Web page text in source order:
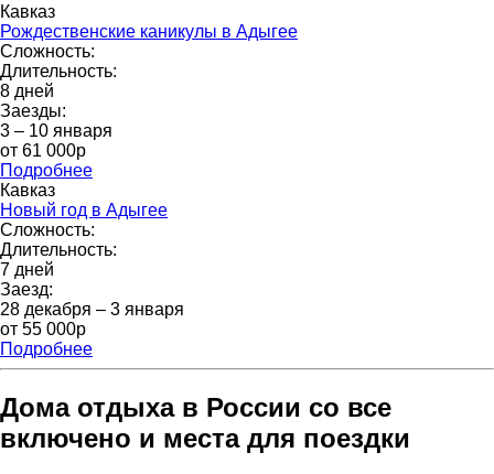
Кавказ
Рождественские каникулы в Адыгее
Сложность:
Длительность:
8 дней
Заезды:
3 – 10 января
от 61 000p
Подробнее
Кавказ
Новый год в Адыгее
Сложность:
Длительность:
7 дней
Заезд:
28 декабря – 3 января
от 55 000р
Подробнее
Дома отдыха в России со все
включено и места для поездки